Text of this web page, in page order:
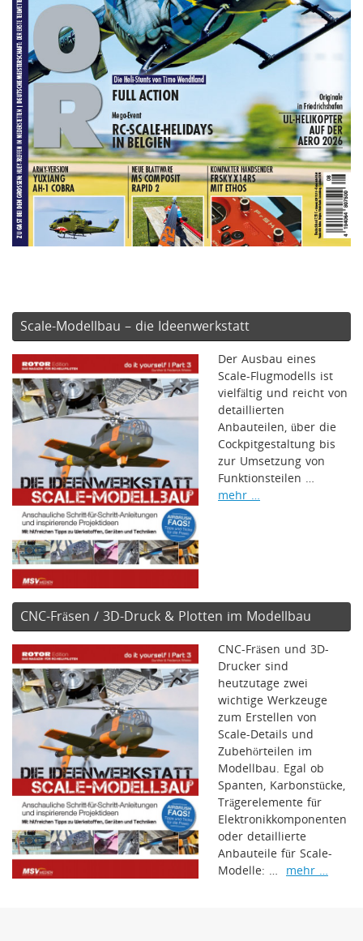
Scale-Modellbau – die Ideenwerkstatt
Der Ausbau eines
Scale-Flugmodells ist
vielfältig und reicht von
detaillierten
Anbauteilen, über die
Cockpitgestaltung bis
zur Umsetzung von
Funktionsteilen …
mehr …
CNC-Fräsen / 3D-Druck & Plotten im Modellbau
CNC-Fräsen und 3D-
Drucker sind
heutzutage zwei
wichtige Werkzeuge
zum Erstellen von
Scale-Details und
Zubehörteilen im
Modellbau. Egal ob
Spanten, Karbonstücke,
Trägerelemente für
Elektronikkomponenten
oder detaillierte
Anbauteile für Scale-
Modelle: … mehr …